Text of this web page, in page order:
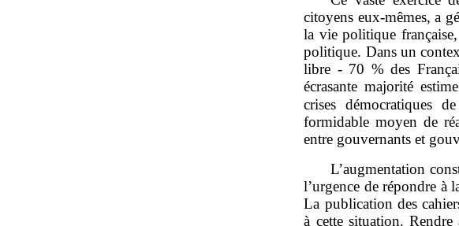
citoyens eux‑mêmes, a
la vie politique
politique. Dans un
libre - 70 % des
écrasante majorité
crises démocratiques
formidable moyen de
entre gouvernants et
L’augmentation
l’urgence de répondre à
La publication des
à cette situation. Rendre